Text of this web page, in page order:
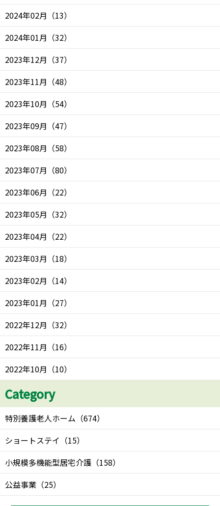
2024年02月 （13）
2024年01月 （32）
2023年12月 （37）
2023年11月 （48）
2023年10月 （54）
2023年09月 （47）
2023年08月 （58）
2023年07月 （80）
2023年06月 （22）
2023年05月 （32）
2023年04月 （22）
2023年03月 （18）
2023年02月 （14）
2023年01月 （27）
2022年12月 （32）
2022年11月 （16）
2022年10月 （10）
Category
特別養護老人ホーム （674）
ショートステイ （15）
小規模多機能型居宅介護 （158）
公益事業 （25）